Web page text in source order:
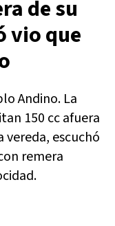
de su
vio que
Andino. La
150 cc afuera
vereda, escuchó
remera